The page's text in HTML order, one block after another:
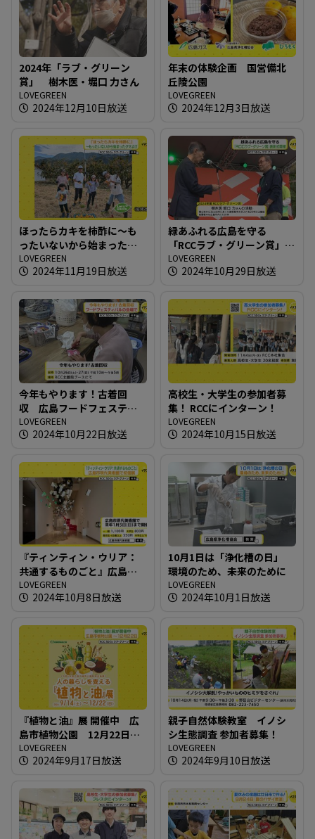
2024年「ラブ・グリーン
賞」 樹木医・堀口 力さん
LOVEGREEN
2024年12月10日放送
年末の体験企画 国営備北
丘陵公園
LOVEGREEN
2024年12月3日放送
ほったらカキを柿酢に～も
ったいないから始まったク
マよけ
LOVEGREEN
2024年11月19日放送
緑あふれる広島を守る
「RCCラブ・グリーン賞」表
彰式開催
LOVEGREEN
2024年10月29日放送
今年もやります！古着回
収 広島フードフェスティ
バルの会場で
LOVEGREEN
2024年10月22日放送
高校生・大学生の参加者募
集！ RCCにインターン！
LOVEGREEN
2024年10月15日放送
『ティンティン・ウリア：
共通するものごと』広島市
現代美術館で初個展
LOVEGREEN
2024年10月8日放送
10月1日は「浄化槽の日」
環境のため、未来のために
LOVEGREEN
2024年10月1日放送
『植物と油』展 開催中 広
島市植物公園 12月22日ま
で
LOVEGREEN
2024年9月17日放送
親子自然体験教室 イノシ
シ生態調査 参加者募集！
LOVEGREEN
2024年9月10日放送